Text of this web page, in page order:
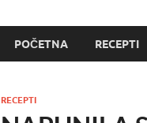
POČETNA RECEPTI
RECEPTI